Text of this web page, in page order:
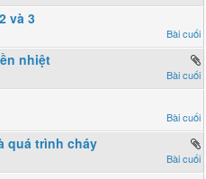
và 3
nhiệt
quá trình cháy